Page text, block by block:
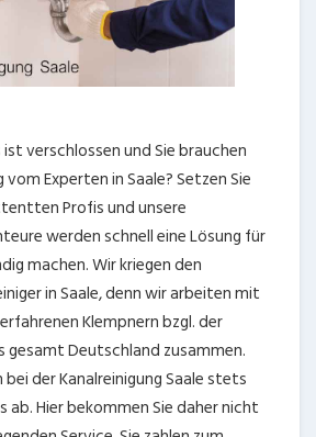
verschlossen und Sie brauchen
vom Experten in Saale? Setzen Sie
Profis und unsere
werden schnell eine Lösung für
machen. Wir kriegen den
in Saale, denn wir arbeiten mit
Klempnern bzgl. der
gesamt Deutschland zusammen.
der Kanalreinigung Saale stets
ab. Hier bekommen Sie daher nicht